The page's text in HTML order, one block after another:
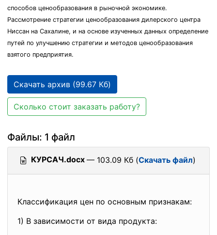
способов ценообразования в рыночной экономике.
Рассмотрение стратегии ценообразования дилерского центра
Ниссан на Сахалине, и на основе изученных данных определение
путей по улучшению стратегии и методов ценообразования
взятого предприятия.
Скачать архив (99.67 Кб)
Сколько стоит заказать работу?
Файлы: 1 файл
КУРСАЧ.docx — 103.09 Кб (Скачать файл)
Классификация цен по основным признакам:
1) В зависимости от вида продукта: